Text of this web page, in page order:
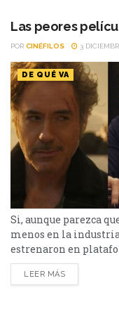
Hitlerianas que ve
Las peores
POR CINÉFILOS 3
DE QUÉ VA
Si, aunque parezca
menos en la
estrenaron en
tiempo en este año
Instagram, que
LEER MÁS